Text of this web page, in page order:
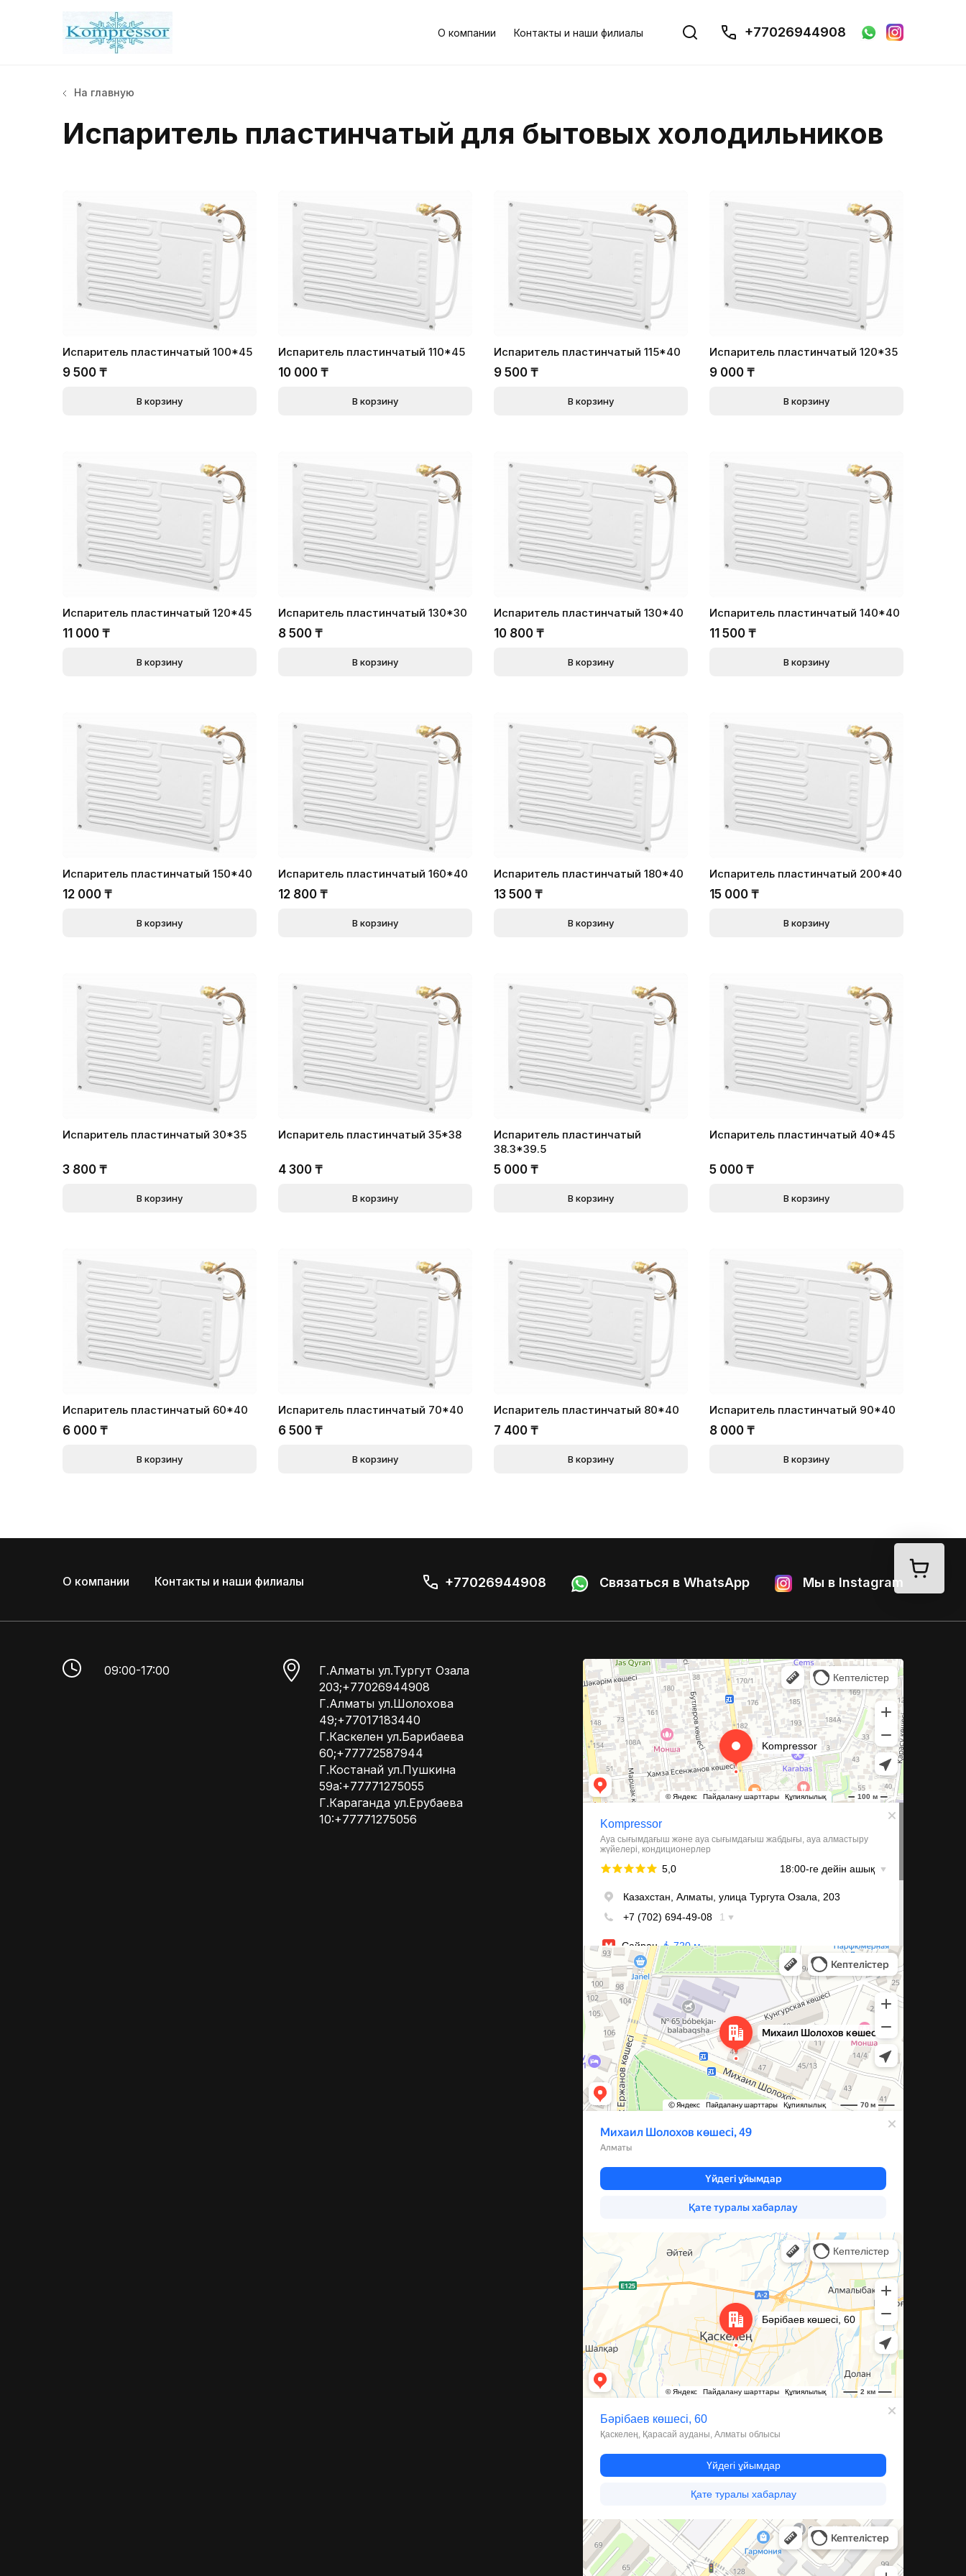
О компании Контакты и наши филиалы +77026944908
На главную
Испаритель пластинчатый для бытовых холодильников
Испаритель пластинчатый 100*45
9 500 ₸
В корзину
Испаритель пластинчатый 110*45
10 000 ₸
В корзину
Испаритель пластинчатый 115*40
9 500 ₸
В корзину
Испаритель пластинчатый 120*35
9 000 ₸
В корзину
Испаритель пластинчатый 120*45
11 000 ₸
В корзину
Испаритель пластинчатый 130*30
8 500 ₸
В корзину
Испаритель пластинчатый 130*40
10 800 ₸
В корзину
Испаритель пластинчатый 140*40
11 500 ₸
В корзину
Испаритель пластинчатый 150*40
12 000 ₸
В корзину
Испаритель пластинчатый 160*40
12 800 ₸
В корзину
Испаритель пластинчатый 180*40
13 500 ₸
В корзину
Испаритель пластинчатый 200*40
15 000 ₸
В корзину
Испаритель пластинчатый 30*35
3 800 ₸
В корзину
Испаритель пластинчатый 35*38
4 300 ₸
В корзину
Испаритель пластинчатый
38.3*39.5
5 000 ₸
В корзину
Испаритель пластинчатый 40*45
5 000 ₸
В корзину
Испаритель пластинчатый 60*40
6 000 ₸
В корзину
Испаритель пластинчатый 70*40
6 500 ₸
В корзину
Испаритель пластинчатый 80*40
7 400 ₸
В корзину
Испаритель пластинчатый 90*40
8 000 ₸
В корзину
О компании Контакты и наши филиалы +77026944908 Связаться в WhatsApp Мы в Instagram
09:00-17:00
Г.Алматы ул.Тургут Озала
203;+77026944908
Г.Алматы ул.Шолохова
49;+77017183440
Г.Каскелен ул.Барибаева
60;+77772587944
Г.Костанай ул.Пушкина
59а:+77771275055
Г.Караганда ул.Ерубаева
10:+77771275056
Kompressor
Компрессоры и компрессорное оборудование в Алматы
Системы вентиляции в Алматы
Алматы
Улица Михаила Шолохова, 49 — Яндекс Карты
Каскелен
Улица Барибаева, 60 — Яндекс Карты
Костанай
Улица Пушкина, 59А — Яндекс Карты